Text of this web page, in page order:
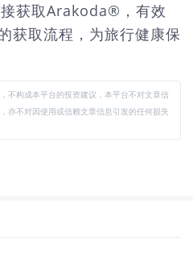
获取Arakoda®，有效
获取流程，为旅行健康保
不构成本平台的投资建议，本平台不对文章信
亦不对因使用或信赖文章信息引发的任何损失